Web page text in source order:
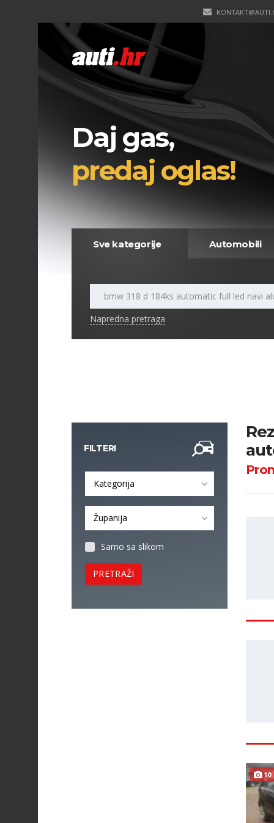
Daj gas,
predaj oglas!
Sve kategorije Automobili
Napredna pretraga
FILTERI
Kategorija
Županija
Samo sa slikom
PRETRAŽI
10